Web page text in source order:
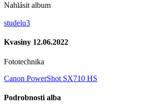
Nahlásit album
studelu3
Kvasiny 12.06.2022
Fototechnika
Canon PowerShot SX710 HS
Podrobnosti alba